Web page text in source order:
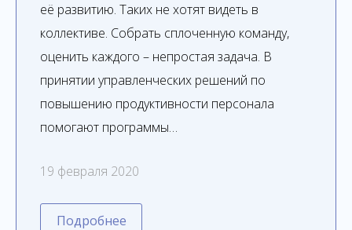
её развитию. Таких не хотят видеть в
коллективе. Собрать сплоченную команду,
оценить каждого – непростая задача. В
принятии управленческих решений по
повышению продуктивности персонала
помогают программы…
19 февраля 2020
Подробнее